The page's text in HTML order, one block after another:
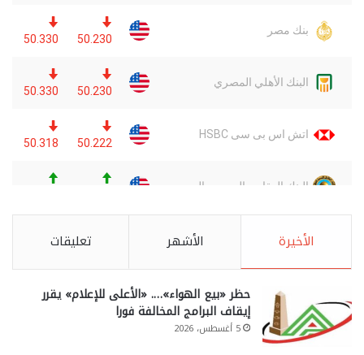
الأخيرة الأشهر تعليقات
حظر «بيع الهواء»…. «الأعلى للإعلام» يقرر
إيقاف البرامج المخالفة فورا
5 أغسطس، 2026